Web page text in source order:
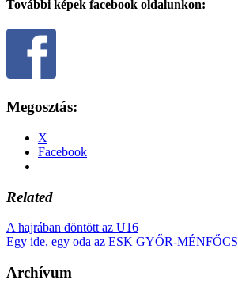
További képek facebook oldalunkon:
Megosztás:
X
Facebook
Related
A hajrában döntött az U16
Egy ide, egy oda az ESK GYŐR-
Archívum